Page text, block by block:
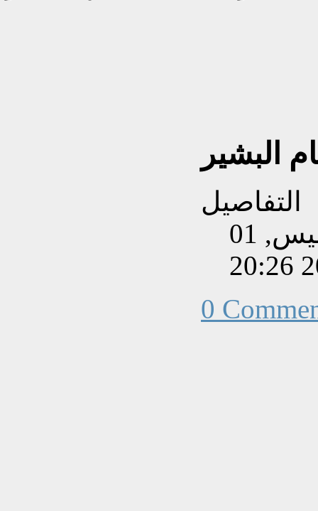
البشير
التفاصيل
تم إنشاءه بتاريخ الخميس, 01
0